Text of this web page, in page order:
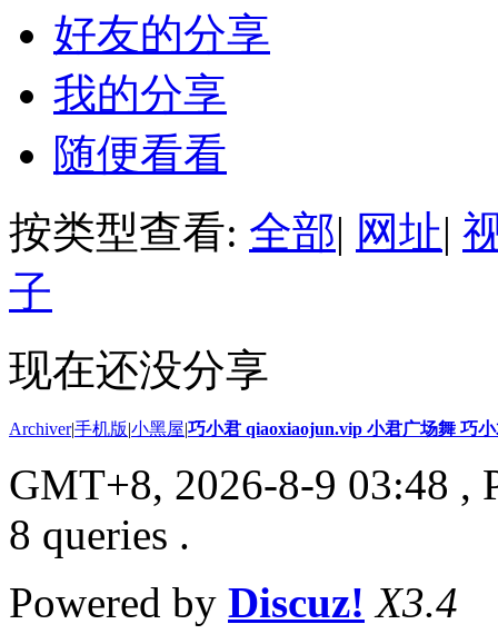
好友的分享
我的分享
随便看看
按类型查看: 全部| 网址|
子
现在还没分享
Archiver|手机版|小黑屋|巧小君 qiaoxiaojun.vip 小君广场舞 巧
GMT+8, 2026-8-9 03:48 ,
8 queries .
Powered by Discuz! X3.4